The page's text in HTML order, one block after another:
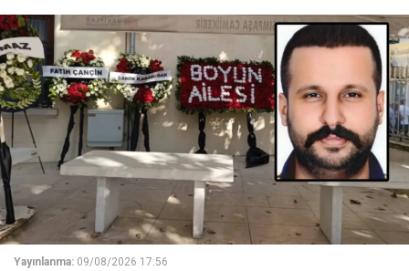
Yayınlanma: 09/08/2026 17:56